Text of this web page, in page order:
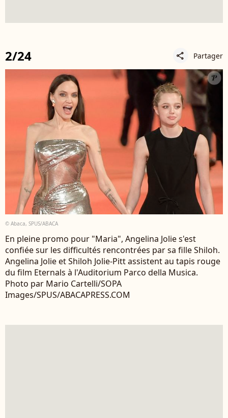
2/24 share Partager
© Abaca, SPUS/ABACA
En pleine promo pour "Maria", Angelina Jolie s'est
confiée sur les difficultés rencontrées par sa fille Shiloh.
Angelina Jolie et Shiloh Jolie-Pitt assistent au tapis rouge
du film Eternals à l'Auditorium Parco della Musica.
Photo par Mario Cartelli/SOPA
Images/SPUS/ABACAPRESS.COM